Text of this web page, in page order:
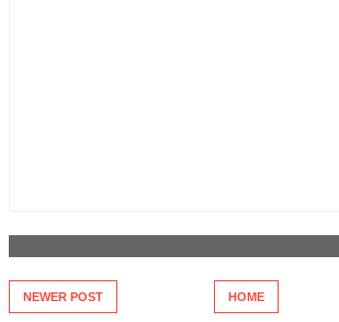
NEWER POST HOME